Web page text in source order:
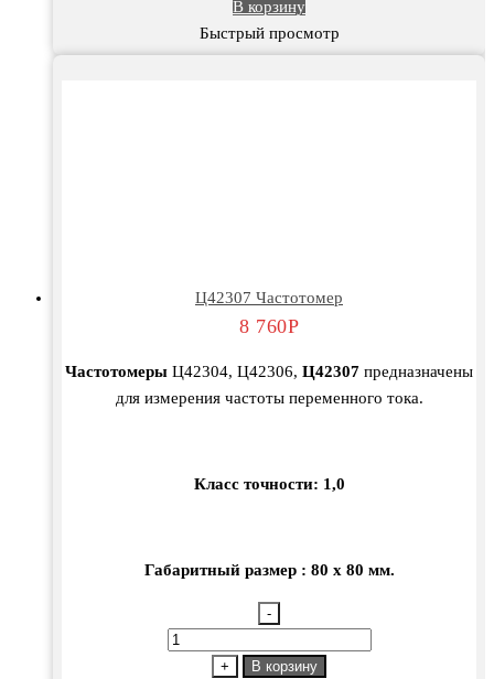
В корзину
Быстрый просмотр
Ц42307 Частотомер
8 760Р
Частотомеры Ц42304, Ц42306, Ц42307 предназначены
для измерения частоты переменного тока.
Класс точности: 1,0
Габаритный размер : 80 х 80 мм.
-
Количество
+ В корзину